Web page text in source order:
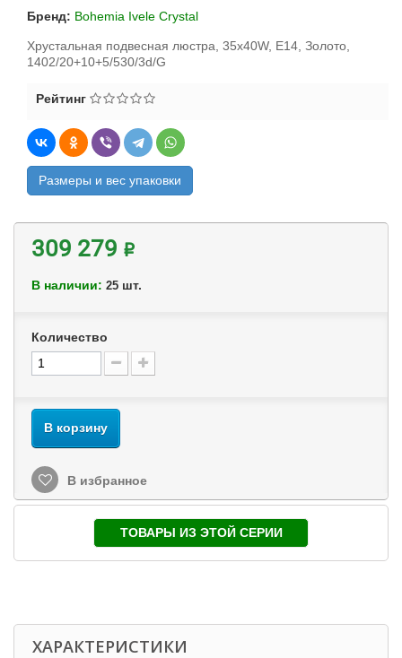
Бренд: Bohemia Ivele Crystal
Хрустальная подвесная люстра, 35x40W, E14, Золото,
1402/20+10+5/530/3d/G
Рейтинг
Размеры и вес упаковки
309 279 ₽
В наличии: 25 шт.
Количество
В корзину
В избранное
ТОВАРЫ ИЗ ЭТОЙ СЕРИИ
ХАРАКТЕРИСТИКИ